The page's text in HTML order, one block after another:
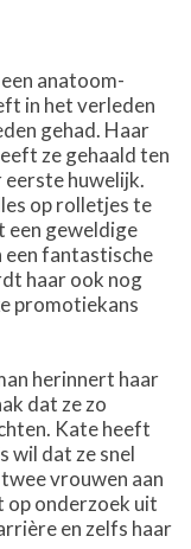
anatoom-
in het verleden
gehad. Haar
ze gehaald ten
eerste huwelijk.
op rolletjes te
een geweldige
fantastische
haar ook nog
promotiekans
herinnert haar
dat ze zo
Kate heeft
wil dat ze snel
vrouwen aan
op onderzoek uit
en zelfs haar